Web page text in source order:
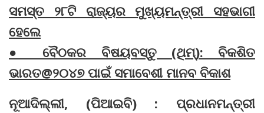
ସମସ୍ତ ୨୮ଟି ରାଜ୍ୟର ମୁଖ୍ୟମନ୍ତ୍ରୀ ସହଭାଗୀ
ହେଲେ
● ବୈଠକର ବିଷୟବସ୍ତୁ (ଥିମ୍): ବିକଶିତ
ଭାରତ@୨୦୪୭ ପାଇଁ ସମାବେଶୀ ମାନବ ବିକାଶ
ନୂଆଦିଲ୍ଲୀ, (ପିଆଇବି) : ପ୍ରଧାନମନ୍ତ୍ରୀ